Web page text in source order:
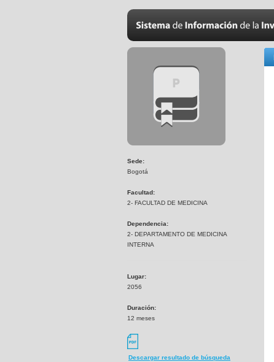
Sede:
Bogotá
Facultad:
2- FACULTAD DE MEDICINA
Dependencia:
2- DEPARTAMENTO DE MEDICINA
INTERNA
Lugar:
2056
Duración:
12 meses
Descargar resultado de búsqueda